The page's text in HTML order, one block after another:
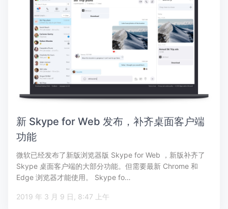
新 Skype for Web 发布，补齐桌面客户端
功能
微软已经发布了新版浏览器版 Skype for Web ，新版补齐了
Skype 桌面客户端的大部分功能。但需要最新 Chrome 和
Edge 浏览器才能使用。 Skype fo…
2019 年 3 月 9 日, 8:47 上午